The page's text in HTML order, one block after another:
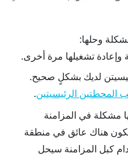
وحلها:
وإعادة تشغيلها مرة أخرى.
لديك بشكلٍ صحيح.
المحطتين الرئيسيتين.
مشكلة في المزامنة
هناك عائق في منطقة
كبل المزامنة سيحل